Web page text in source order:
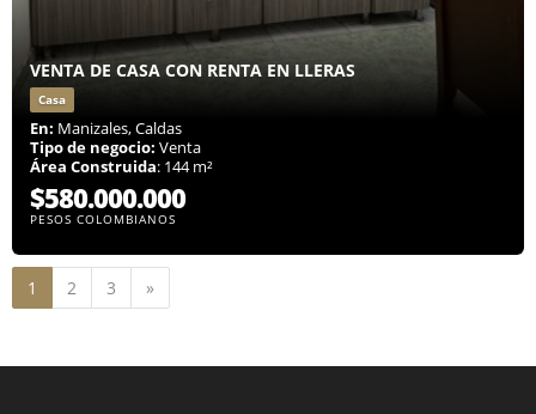
VENTA DE CASA CON RENTA EN LLERAS
Casa
En: Manizales, Caldas
Tipo de negocio: Venta
Área Construida: 144 m²
$580.000.000
PESOS COLOMBIANOS
1 2 3 »